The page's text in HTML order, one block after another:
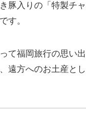
豚入りの「特製チャ
す。
て福岡旅行の思い出
遠方へのお土産とし